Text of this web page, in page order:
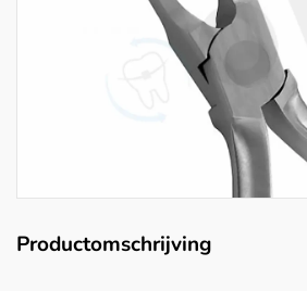
Productomschrijving